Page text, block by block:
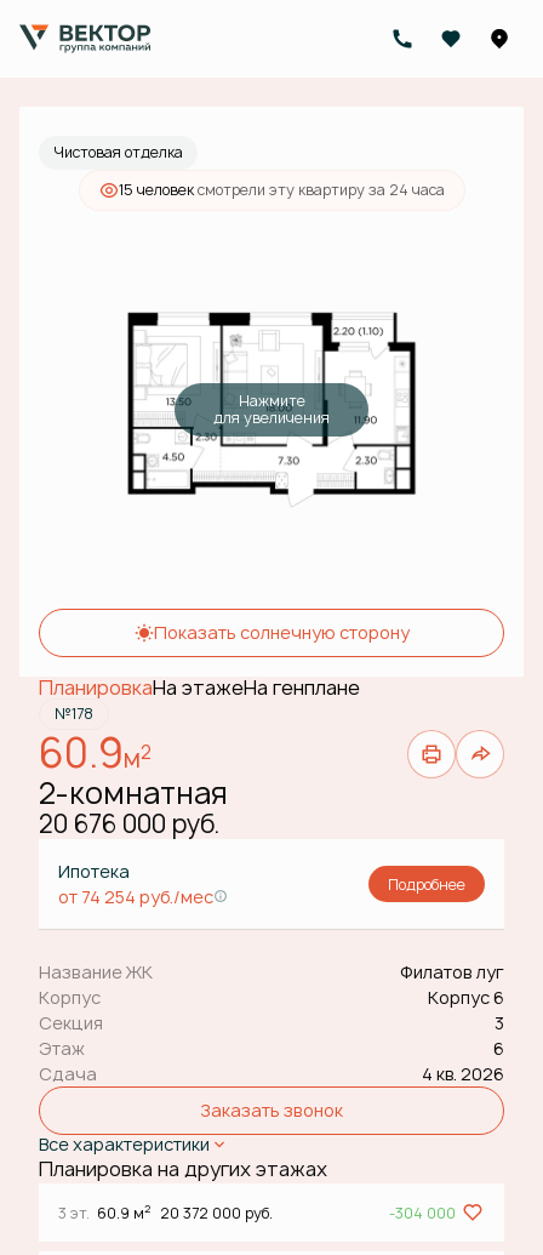
2-комнатная 20 676 000 руб.
Ипотекаот 74 254 руб./мес.
Чистовая отделка
15 человексмотрели эту квартиру за 24 часа
Нажмите
для увеличения
Показать солнечную сторону
ПланировкаНа этажеНа генплане
№178
60.9м2
2-комнатная
20 676 000 руб.
Ипотека
от 74 254 руб./мес
Подробнее
Название ЖК
Филатов луг
Корпус
Корпус 6
Секция
3
Этаж
6
Сдача
4 кв. 2026
Заказать звонок
Все характеристики
Планировка на других этажах
3 эт. 60.9 м2 20 372 000 руб. -304 000